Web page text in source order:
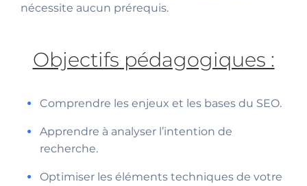
nécessite aucun prérequis.
Objectifs pédagogiques :
Comprendre les enjeux et les bases du SEO.
Apprendre à analyser l’intention de
recherche.
Optimiser les éléments techniques de votre